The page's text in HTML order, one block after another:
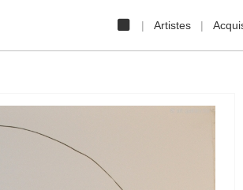
Artistes